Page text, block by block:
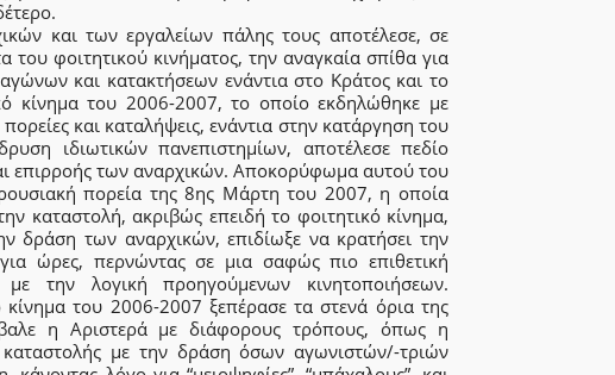
και των εργαλείων πάλης τους αποτέλεσε, σε
του φοιτητικού κινήματος, την αναγκαία σπίθα για
και κατακτήσεων ενάντια στο Κράτος και το
κίνημα του 2006-2007, το οποίο εκδηλώθηκε με
και καταλήψεις, ενάντια στην κατάργηση του
ιδιωτικών πανεπιστημίων, αποτέλεσε πεδίο
επιρροής των αναρχικών. Αποκορύφωμα αυτού του
πορεία της 8ης Μάρτη του 2007, η οποία
καταστολή, ακριβώς επειδή το φοιτητικό κίνημα,
δράση των αναρχικών, επιδίωξε να κρατήσει την
ώρες, περνώντας σε μια σαφώς πιο επιθετική
την λογική προηγούμενων κινητοποιήσεων.
κίνημα του 2006-2007 ξεπέρασε τα στενά όρια της
η Αριστερά με διάφορους τρόπους, όπως η
καταστολής με την δράση όσων αγωνιστών/-τριών